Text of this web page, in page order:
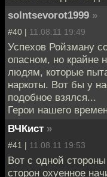
solntsevorot1999 »
#40 | 11.08.11 19:49
Успехов Ройзману
опасном, но крайне
людям, которые
наркоты. Вот бы у
подобное взялся...
Герои нашего
ВЧКист »
#41 | 11.08.11 19:53
Вот с одной
сторон охуенное